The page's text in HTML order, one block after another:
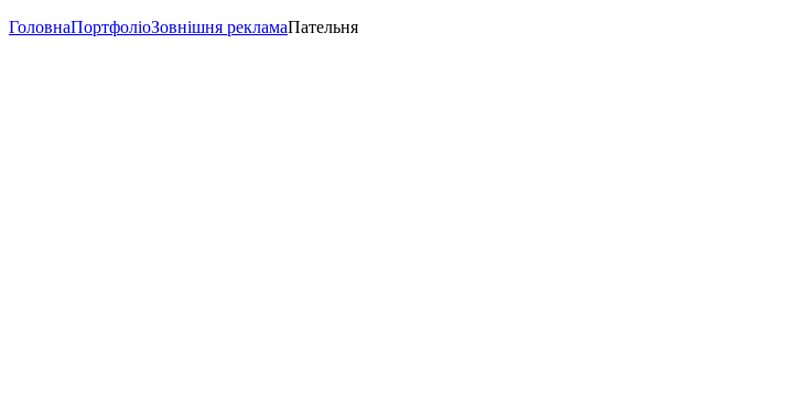
ГоловнаПортфоліоЗовнішня рекламаПательня